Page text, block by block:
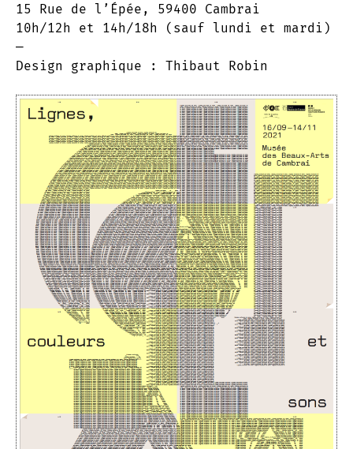
15 Rue de l’Épée , 59400 Cambrai
10h/12h et 14h/18h (sauf lundi et mardi)
—
Design graphique : Thibaut Robin